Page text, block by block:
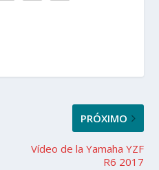
PRÓXIMO
Vídeo de la Yamaha YZF
R6 2017